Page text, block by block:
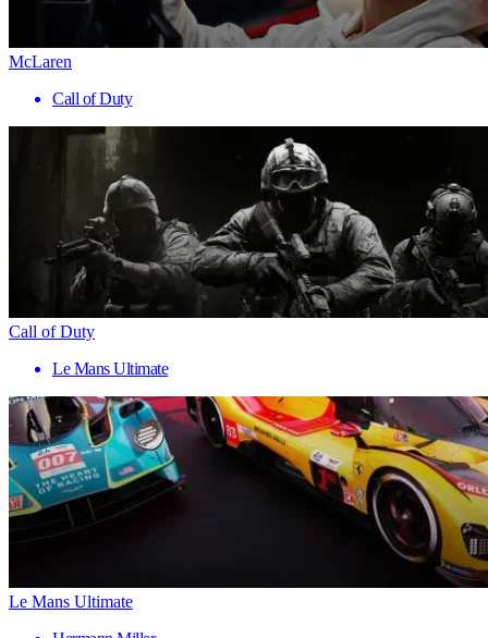
McLaren
Call of Duty
Call of Duty
Le Mans Ultimate
Le Mans Ultimate